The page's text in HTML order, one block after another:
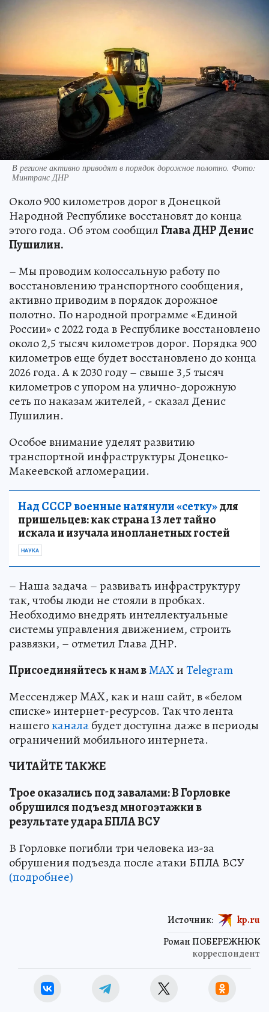
В регионе активно приводят в порядок дорожное полотно. Фото:
Минтранс ДНР
Около 900 километров дорог в Донецкой
Народной Республике восстановят до конца
этого года. Об этом сообщилГлава ДНР Денис
Пушилин.
– Мы проводим колоссальную работу по
восстановлению транспортного сообщения,
активно приводим в порядок дорожное
полотно. По народной программе «Единой
России» с 2022 года в Республике восстановлено
около 2,5 тысяч километров дорог. Порядка 900
километров еще будет восстановлено до конца
2026 года. А к 2030 году – свыше 3,5 тысяч
километров с упором на улично-дорожную
сеть по наказам жителей, - сказал Денис
Пушилин.
Особое внимание уделят развитию
транспортной инфраструктуры Донецко-
Макеевской агломерации.
Над СССР военные натянули «сетку»для
пришельцев: как страна 13 лет тайно
искала и изучала инопланетных гостей
НАУКА
– Наша задача – развивать инфраструктуру
так, чтобы люди не стояли в пробках.
Необходимо внедрять интеллектуальные
системы управления движением, строить
развязки, – отметил Глава ДНР.
Присоединяйтесь к нам вMAXиTelegram
Мессенджер MAX, как и наш сайт, в «белом
списке» интернет-ресурсов. Так что лента
нашегоканалабудет доступна даже в периоды
ограничений мобильного интернета.
ЧИТАЙТЕ ТАКЖЕ
Трое оказались под завалами: В Горловке
обрушился подъезд многоэтажки в
результате удара БПЛА ВСУ
В Горловке погибли три человека из-за
обрушения подъезда после атаки БПЛА ВСУ
(подробнее)
Роман ПОБЕРЕЖНЮК
корреспондент
Источник: kp.ru